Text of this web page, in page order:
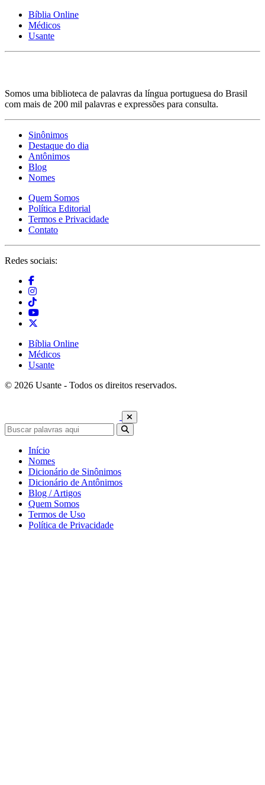
Bíblia Online
Médicos
Usante
Somos uma biblioteca de palavras da língua portuguesa do Brasil
com mais de 200 mil palavras e expressões para consulta.
Sinônimos
Destaque do dia
Antônimos
Blog
Nomes
Quem Somos
Política Editorial
Termos e Privacidade
Contato
Redes sociais:
Bíblia Online
Médicos
Usante
© 2026 Usante - Todos os direitos reservados.
Início
Nomes
Dicionário de Sinônimos
Dicionário de Antônimos
Blog / Artigos
Quem Somos
Termos de Uso
Política de Privacidade